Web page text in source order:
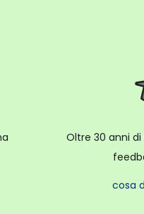
Oltre 30 anni di
cosa